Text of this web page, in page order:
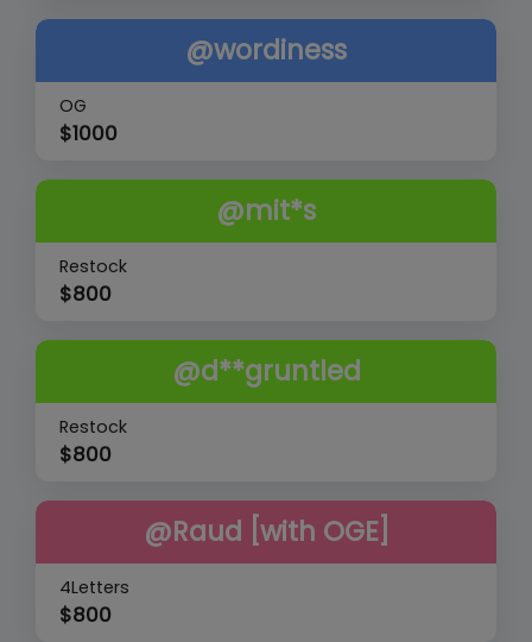
@wordiness
OG
$1000
@mit*s
Restock
$800
@d**gruntled
Restock
$800
@Raud [with OGE]
4Letters
$800